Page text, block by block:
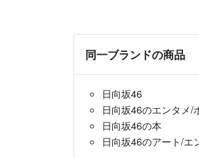
同一ブランドの商品
日向坂46
日向坂46のエンタメ/
日向坂46の本
日向坂46のアート/エ